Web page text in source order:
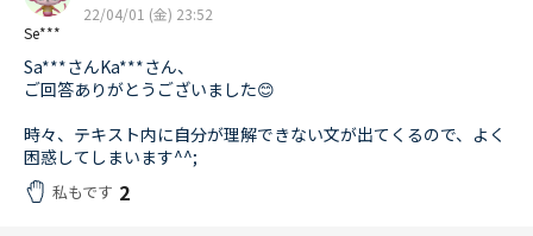
Se***
22/04/01 (金) 23:52
Sa***さんKa***さん、
ご回答ありがとうございました😊
時々、テキスト内に自分が理解できない文が出てくるので、よく
困惑してしまいます^^;
私もです 2